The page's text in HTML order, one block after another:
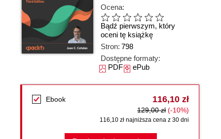
Ocena:
Bądź pierwszym, który
oceni tę książkę
Stron: 798
Dostępne formaty:
PDFePub
Ebook 116,10 zł
129,00 zł (-10%)
116,10 zł najniższa cena z 30 dni